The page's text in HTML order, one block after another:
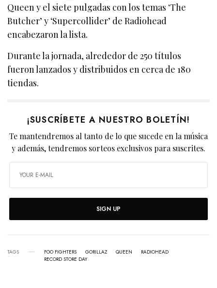
Queen y el siete pulgadas con los temas ‘The
Butcher’ y ‘Supercollider’ de Radiohead
encabezaron la lista.
Durante la jornada, alrededor de 250 títulos
fueron lanzados y distribuidos en cerca de 180
tiendas.
¡SUSCRÍBETE A NUESTRO BOLETÍN!
Te mantendremos al tanto de lo que sucede en la música
y además, tendremos sorteos exclusivos para suscrites.
SIGN UP
TAGS FOO FIGHTERS GORILLAZ QUEEN
RADIOHEAD
RECORD STORE DAY